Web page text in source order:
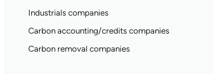
Industrials companies
Carbon accounting/credits companies
Carbon removal companies